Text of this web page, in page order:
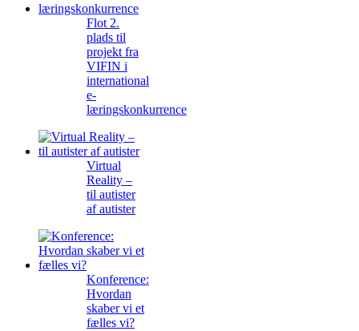
Flot 2.
plads til
projekt fra
VIFIN i
international
e-
læringskonkurrence
Virtual
Reality –
til autister
af autister
Konference:
Hvordan
skaber vi et
fælles vi?